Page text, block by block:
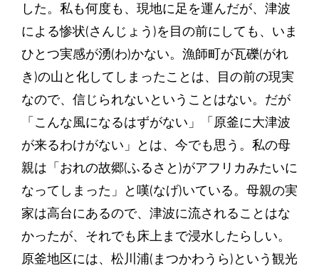
した。私も何度も、現地に足を運んだが、津波
による惨状(さんじょう)を目の前にしても、いま
ひとつ実感が湧(わ)かない。漁師町が瓦礫(がれ
き)の山と化してしまったことは、目の前の現実
なので、信じられないということはない。だが
「こんな風になるはずがない」「原釜に大津波
が来るわけがない」とは、今でも思う。私の母
親は「おれの故郷(ふるさと)がアフリカみたいに
なってしまった」と嘆(なげ)いている。母親の実
家は高台にあるので、津波に流されることはな
かったが、それでも床上まで浸水したらしい。
原釜地区には、松川浦(まつかわうら)という観光